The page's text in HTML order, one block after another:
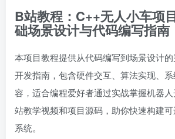
B站教程：C++无人小车
础场景设计与代码编写指南
本项目教程提供从代码编写到场景设计
开发指南，包含硬件交互、算法实现、
容，适合编程爱好者通过实战掌握机器
站教学视频和项目源码，助你快速构建
系统。